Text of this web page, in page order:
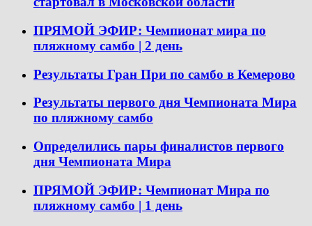
ПРЯМОЙ ЭФИР: Чемпионат мира по
пляжному самбо | 2 день
Результаты Гран При по самбо в Кемерово
Результаты первого дня Чемпионата Мира
по пляжному самбо
Определились пары финалистов первого
дня Чемпионата Мира
ПРЯМОЙ ЭФИР: Чемпионат Мира по
пляжному самбо | 1 день